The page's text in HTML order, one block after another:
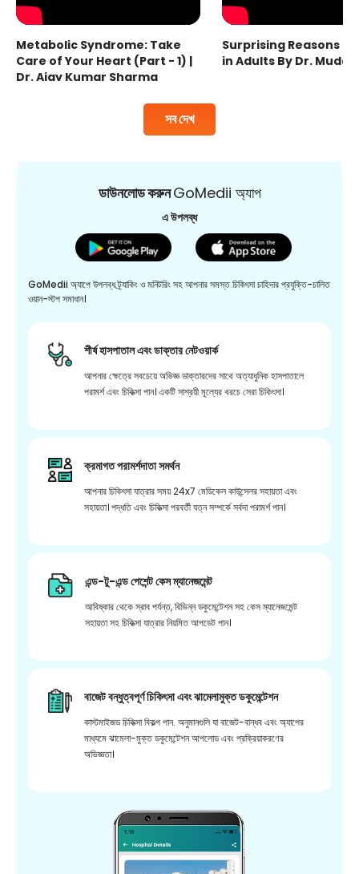
সব দেখ
Metabolic Syndrome: Take
Care of Your Heart (Part - 1) |
Dr. Ajay Kumar Sharma
Surprising Reasons
in Adults By Dr.
ডাউনলোড করুনGoMedii অ্যাপ
এ উপলব্ধ
GoMedii অ্যাপে উপলব্ধ ট্র্যাকিং ও মনিটরিং সহ আপনার সমস্ত চিকিৎসা চাহিদার প্রযুক্তি-চালিত
ওয়ান-স্টপ সমাধান।
শীর্ষ হাসপাতাল এবং ডাক্তার নেটওয়ার্ক
আপনার ক্ষেত্রে সবচেয়ে অভিজ্ঞ ডাক্তারদের সাথে অত্যাধুনিক হাসপাতালে
পরামর্শ এবং চিকিত্সা পান। একটি সাশ্রয়ী মূল্যের খরচে সেরা চিকিৎসা।
ক্রমাগত পরামর্শদাতা সমর্থন
আপনার চিকিৎসা যাত্রার সময় 24x7 মেডিকেল কাউন্সেলর সহায়তা এবং
সহায়তা। পদ্ধতি এবং চিকিত্সা পরবর্তী যত্ন সম্পর্কে সর্বদা পরামর্শ পান।
এন্ড-টু-এন্ড পেশেন্ট কেস ম্যানেজমেন্ট
আবিষ্কার থেকে স্রাব পর্যন্ত, বিভিন্ন ডকুমেন্টেশন সহ কেস ম্যানেজমেন্ট
সহায়তা সহ চিকিত্সা যাত্রার নিয়মিত আপডেট পান।
বাজেট বন্ধুত্বপূর্ণ চিকিৎসা এবং ঝামেলামুক্ত ডকুমেন্টেশন
কাস্টমাইজড চিকিত্সা বিকল্প পান. অনুমানগুলি যা বাজেট-বান্ধব এবং অ্যাপের
মাধ্যমে ঝামেলা-মুক্ত ডকুমেন্টেশন আপলোড এবং প্রক্রিয়াকরণের
অভিজ্ঞতা।